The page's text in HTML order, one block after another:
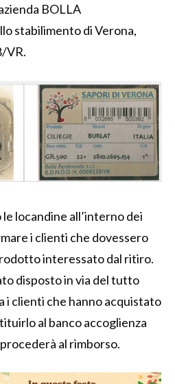
BOLLA
stabilimento di Verona,
VR.
le locandine all’interno dei
i clienti che dovessero
interessato dal ritiro.
disposto in via del tutto
i clienti che hanno acquistato
al banco accoglienza
al rimborso.